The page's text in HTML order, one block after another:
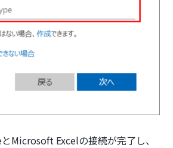
Microsoft Excelの接続が完了し、